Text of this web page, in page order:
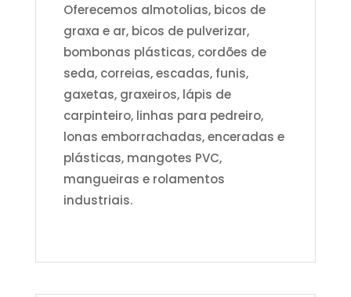
Oferecemos almotolias, bicos de
graxa e ar, bicos de pulverizar,
bombonas plásticas, cordões de
seda, correias, escadas, funis,
gaxetas, graxeiros, lápis de
carpinteiro, linhas para pedreiro,
lonas emborrachadas, enceradas e
plásticas, mangotes PVC,
mangueiras e rolamentos
industriais.